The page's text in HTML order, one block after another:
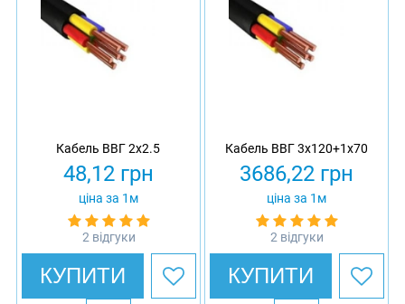
Кабель ВВГ 2х2.5
48,12 грн
ціна за 1м
2 відгуки
КУПИТИ
Кабель ВВГ 3х120+1х70
3686,22 грн
ціна за 1м
2 відгуки
КУПИТИ